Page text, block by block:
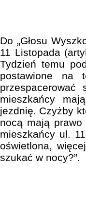
Do „Głosu
11 Listopada
Tydzień temu
postawione na
mieszkańcy
jezdnię. Czyżby
nocą mają prawo
mieszkańcy ul.
oświetlona,
szukać w nocy?”.